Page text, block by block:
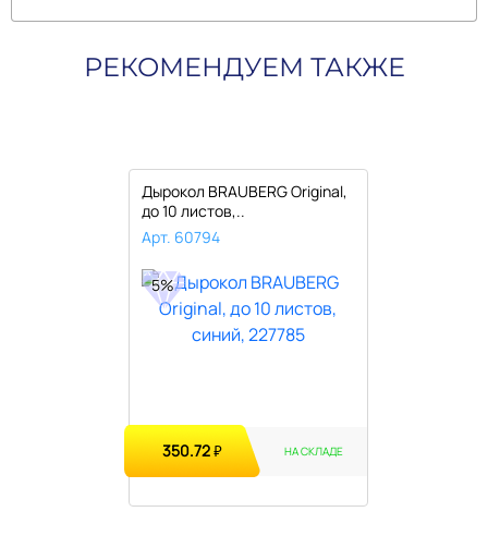
РЕКОМЕНДУЕМ ТАКЖЕ
Дырокол BRAUBERG Original,
до 10 листов,..
Арт. 60794
5%
350.72₽ НА СКЛАДЕ